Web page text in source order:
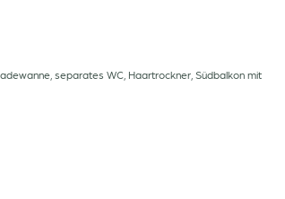
separates WC, Haartrockner, Südbalkon mit